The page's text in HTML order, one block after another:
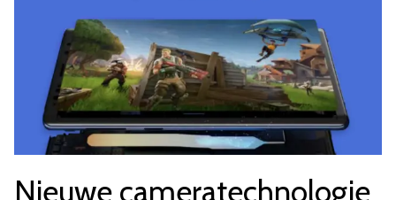
Nieuwe cameratechnologie